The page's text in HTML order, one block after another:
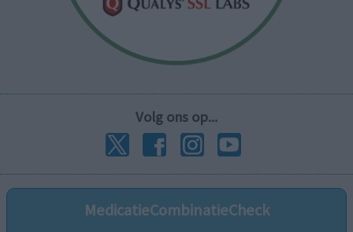
Volg ons op...
MedicatieCombinatieCheck